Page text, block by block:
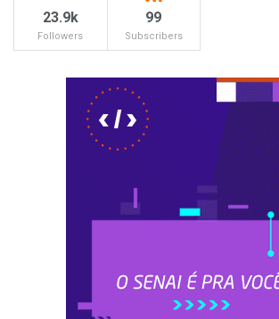
23.9k
Followers
99
Subscribers